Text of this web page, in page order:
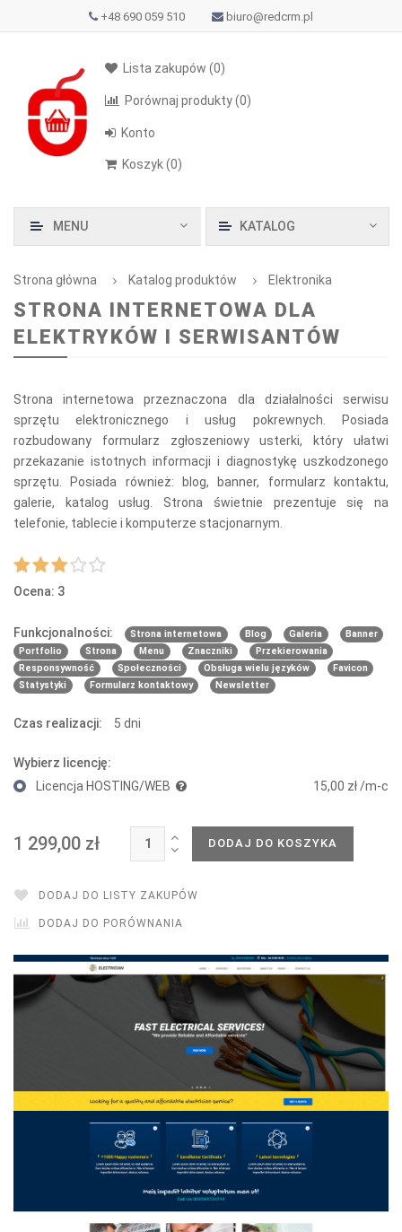
+48 690 059 510 biuro@redcrm.pl
Lista zakupów (0)
Porównaj produkty(0)
Konto
Koszyk(0)
KATALOG
MENU
Strona główna Katalog produktów Elektronika
STRONA INTERNETOWA DLA
ELEKTRYKÓW I SERWISANTÓW
Strona internetowa przeznaczona dla działalności serwisu
sprzętu elektronicznego i usług pokrewnych. Posiada
rozbudowany formularz zgłoszeniowy usterki, który ułatwi
przekazanie istotnych informacji i diagnostykę uszkodzonego
sprzętu. Posiada również: blog, banner, formularz kontaktu,
galerie, katalog usług. Strona świetnie prezentuje się na
telefonie, tablecie i komputerze stacjonarnym.
Ocena: 3
Funkcjonalności: Strona internetowa Blog Galeria
Banner
Portfolio
Strona Menu Znaczniki
Przekierowania
Responsywność
Społeczności Obsługa wielu języków
Favicon
Statystyki
Formularz kontaktowy Newsletter
Czas realizacji: 5 dni
Wybierz licencję:
Licencja HOSTING/WEB
15,00 zł /m-c
1 299,00 zł DODAJ DO KOSZYKA
DODAJ DO LISTY ZAKUPÓW
DODAJ DO PORÓWNANIA